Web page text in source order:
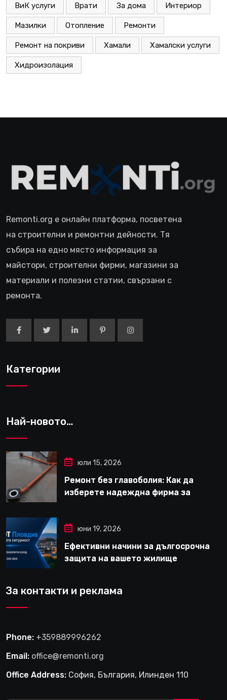
ВиК услуги Врати За дома Интериор
Мазилки Отопление Ремонти
Ремонт на покриви Хамали Хамалски услуги
Хидроизолация
Remonti.org е онлайн платформа, посветена
на строителни и ремонтни дейности. Тя
събира на едно място информация за
майстори, строителни фирми, магазини за
материали и полезни статии, свързани с
ремонта.
Категории
Най-новото…
юли 15, 2026
Ремонт без главоболия: Как да
изберете надеждна фирма за
юни 19, 2026
Ефективни начини за дългосрочна
защита на вашето жилище
За контакти и реклама
Phone: +359889996262
Email: office@remonti.org
Office Address: София, България, Илинден 110